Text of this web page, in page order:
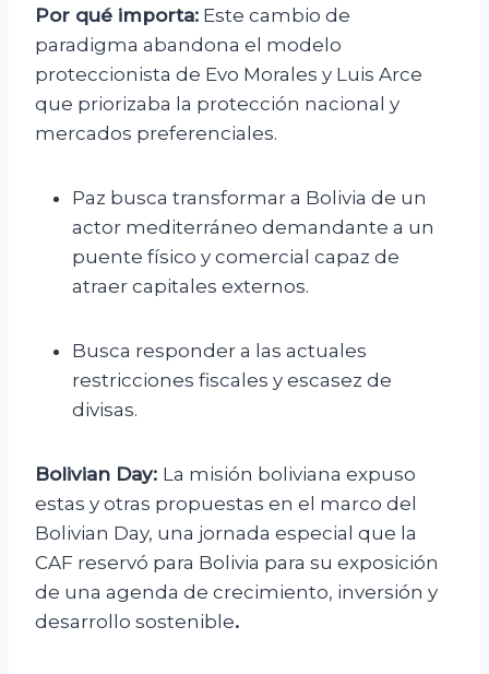
Por qué importa: Este cambio de
paradigma abandona el modelo
proteccionista de Evo Morales y Luis Arce
que priorizaba la protección nacional y
mercados preferenciales.
Paz busca transformar a Bolivia de un
actor mediterráneo demandante a un
puente físico y comercial capaz de
atraer capitales externos.
Busca responder a las actuales
restricciones fiscales y escasez de
divisas.
Bolivian Day: La misión boliviana expuso
estas y otras propuestas en el marco del
Bolivian Day, una jornada especial que la
CAF reservó para Bolivia para su exposición
de una agenda de crecimiento, inversión y
desarrollo sostenible.